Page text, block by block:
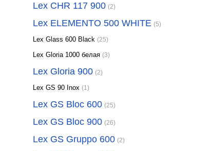
Lex CHR 117 900 (2)
Lex ELEMENTO 500 WHITE (5)
Lex Glass 600 Black (25)
Lex Gloria 1000 белая (3)
Lex Gloria 900 (2)
Lex GS 90 Inox (1)
Lex GS Bloc 600 (25)
Lex GS Bloc 900 (26)
Lex GS Gruppo 600 (2)